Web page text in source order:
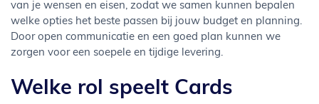
van je wensen en eisen, zodat we samen kunnen bepalen
welke opties het beste passen bij jouw budget en planning.
Door open communicatie en een goed plan kunnen we
zorgen voor een soepele en tijdige levering.
Welke rol speelt Cards